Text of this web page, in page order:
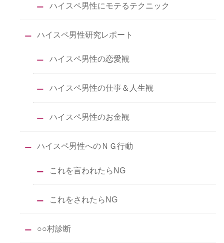
ハイスペ男性にモテるテクニック
ハイスペ男性研究レポート
ハイスペ男性の恋愛観
ハイスペ男性の仕事＆人生観
ハイスペ男性のお金観
ハイスペ男性へのＮＧ行動
これを言われたらNG
これをされたらNG
○○村診断